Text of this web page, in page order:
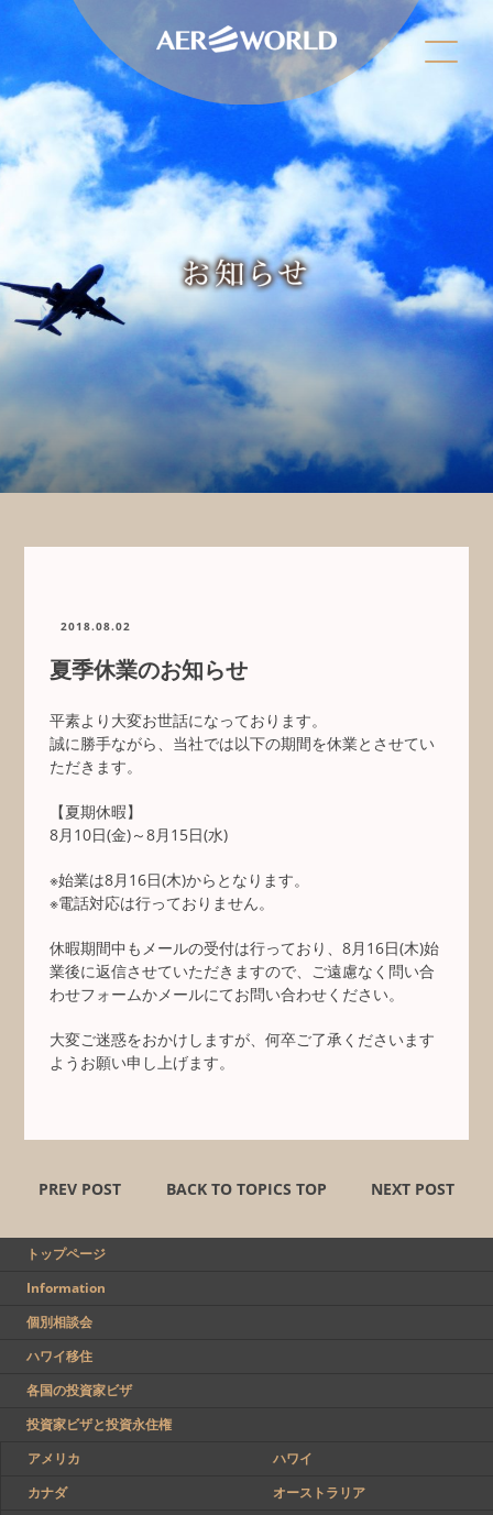
2018.08.02
夏季休業のお知らせ
平素より大変お世話になっております。
誠に勝手ながら、当社では以下の期間を休業とさせてい
ただきます。
【夏期休暇】
8月10日(金)～8月15日(水)
※始業は8月16日(木)からとなります。
※電話対応は行っておりません。
休暇期間中もメールの受付は行っており、8月16日(木)始
業後に返信させていただきますので、ご遠慮なく問い合
わせフォームかメールにてお問い合わせください。
大変ご迷惑をおかけしますが、何卒ご了承くださいます
ようお願い申し上げます。
PREV POST BACK TO TOPICS TOP NEXT POST
トップページ
Information
個別相談会
ハワイ移住
各国の投資家ビザ
投資家ビザと投資永住権
アメリカ
ハワイ
カナダ
オーストラリア